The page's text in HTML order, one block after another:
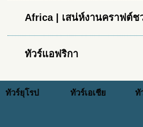
Africa | เสน่ห์งานคราฟต์
ทัวร์แอฟริกา
ทัวร์ยุโรป ทัวร์เอเชีย ทั